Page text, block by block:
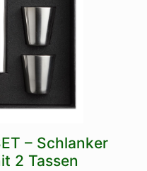
– Schlanker
2 Tassen